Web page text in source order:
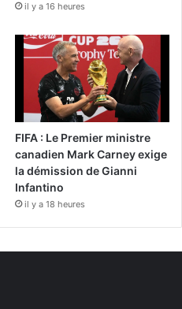
il y a 16 heures
FIFA : Le Premier ministre
canadien Mark Carney exige
la démission de Gianni
Infantino
il y a 18 heures